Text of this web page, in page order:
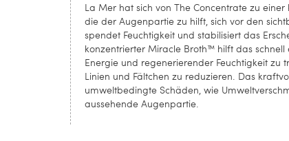
La Mer hat sich von The Concentrate zu
die der Augenpartie zu hilft, sich vor den
spendet Feuchtigkeit und stabilisiert das
konzentrierter Miracle Broth™ hilft das
Energie und regenerierender Feuchtigkeit zu
Linien und Fältchen zu reduzieren. Das
umweltbedingte Schäden, wie
aussehende Augenpartie.